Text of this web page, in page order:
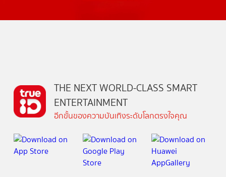
THE NEXT WORLD-CLASS SMART
ENTERTAINMENT
อีกขั้นของความบันเทิงระดับโลกตรงใจคุณ